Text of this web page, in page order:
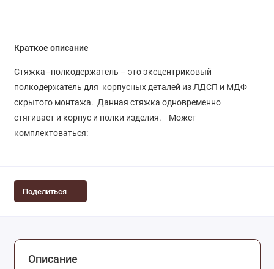
Краткое описание
Стяжка–полкодержатель – это эксцентриковый
полкодержатель для корпусных деталей из ЛДСП и МДФ
скрытого монтажа. Данная стяжка одновременно
стягивает и корпус и полки изделия. Может
комплектоваться:
Поделиться
Описание